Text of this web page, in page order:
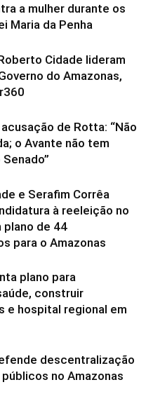
a mulher durante os
Maria da Penha
Cidade lideram
do Amazonas,
de Rotta: “Não
o Avante não tem
e Serafim Corrêa
à reeleição no
plano de 44
para o Amazonas
plano para
construir
e hospital regional em
descentralização
no Amazonas